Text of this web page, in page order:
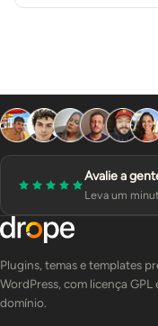
Avalie a
Leva um
Plugins, temas e templates
WordPress, com licença GPL
domínio.